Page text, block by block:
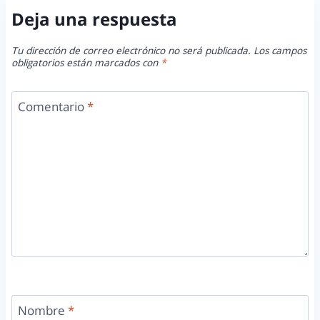
Deja una respuesta
Tu dirección de correo electrónico no será publicada. Los campos
obligatorios están marcados con *
Comentario*
Nombre *